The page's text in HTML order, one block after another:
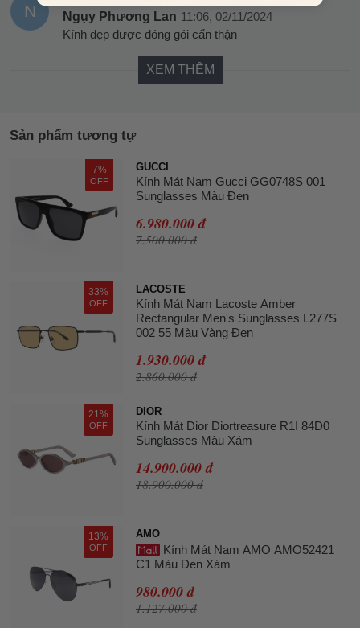
N Ngụy Phương Lan 11:06, 02/11/2024
Kính đẹp được đóng gói cẩn thận
XEM THÊM
Sản phẩm tương tự
7%
OFF
GUCCI
Kính Mát Nam Gucci GG0748S 001
Sunglasses Màu Đen
6.980.000 đ
7.500.000 đ
33%
OFF
LACOSTE
Kính Mát Nam Lacoste Amber
Rectangular Men's Sunglasses L277S
002 55 Màu Vàng Đen
1.930.000 đ
2.860.000 đ
21%
OFF
DIOR
Kính Mát Dior Diortreasure R1I 84D0
Sunglasses Màu Xám
14.900.000 đ
18.900.000 đ
13%
OFF
AMO
Kính Mát Nam AMO AMO52421
C1 Màu Đen Xám
980.000 đ
1.127.000 đ